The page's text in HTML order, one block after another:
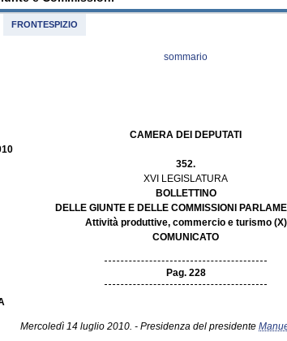
FRONTESPIZIO
sommario
CAMERA DEI DEPUTATI
352.
XVI LEGISLATURA
BOLLETTINO
DELLE GIUNTE E DELLE COMMISSIONI
Attività produttive, commercio e turismo (X)
COMUNICATO
Pag. 228
Mercoledì 14 luglio 2010. - Presidenza del presidente